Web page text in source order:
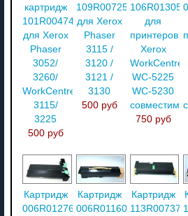
картридж
101R00474
для Xerox
Phaser
3052/
3260/
WorkCentre
3115/
3225
500 руб
109R00725
для Xerox
Phaser
3115 /
3120 /
3121 /
3130
500 руб
106R01305
для
принтеров
Xerox
WorkCentre
WC-5225
WC-5230
750 руб
Картридж
006R01276
Картридж
006R01160
Картридж
113R00737